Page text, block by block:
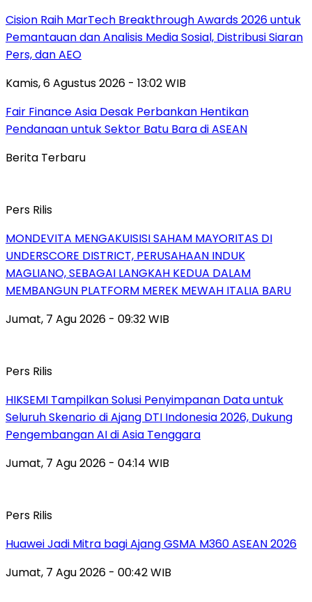
Cision Raih MarTech Breakthrough Awards 2026 untuk
Pemantauan dan Analisis Media Sosial, Distribusi Siaran
Pers, dan AEO
Kamis, 6 Agustus 2026 - 13:02 WIB
Fair Finance Asia Desak Perbankan Hentikan
Pendanaan untuk Sektor Batu Bara di ASEAN
Berita Terbaru
Pers Rilis
MONDEVITA MENGAKUISISI SAHAM MAYORITAS DI
UNDERSCORE DISTRICT, PERUSAHAAN INDUK
MAGLIANO, SEBAGAI LANGKAH KEDUA DALAM
MEMBANGUN PLATFORM MEREK MEWAH ITALIA BARU
Jumat, 7 Agu 2026 - 09:32 WIB
Pers Rilis
HIKSEMI Tampilkan Solusi Penyimpanan Data untuk
Seluruh Skenario di Ajang DTI Indonesia 2026, Dukung
Pengembangan AI di Asia Tenggara
Jumat, 7 Agu 2026 - 04:14 WIB
Pers Rilis
Huawei Jadi Mitra bagi Ajang GSMA M360 ASEAN 2026
Jumat, 7 Agu 2026 - 00:42 WIB